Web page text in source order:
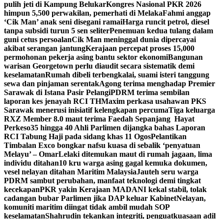
pulih jeti di Kampung BelukarKongres Nasional PKR 2026
himpun 5,500 perwakilan, pemerhati di MelakaFahmi anggap
‘Cik Man’ anak seni disegani ramaiHarga runcit petrol, diesel
tanpa subsidi turun 5 sen seliterPenemuan kedua tulang dalam
guni cetus persoalanCik Man meninggal dunia dipercayai
akibat serangan jantungKerajaan percepat proses 15,000
permohonan pekerja asing bantu sektor ekonomiBangunan
warisan Georgetown perlu diaudit secara sistematik demi
keselamatanRumah dibeli terbengkalai, suami isteri tanggung
sewa dan pinjaman serentakAgong terima menghadap Premier
Sarawak di Istana Pasir PelangiPDRM terima sembilan
laporan kes jenayah RCI THMaxim perkasa usahawan PKS
Sarawak menerusi inisiatif kelengkapan percumaTiga keluarga
RXZ Member 8.0 maut terima Faedah Sepanjang Hayat
Perkeso35 hingga 40 Ahli Parlimen dijangka bahas Laporan
RCI Tabung Haji pada sidang khas 11 OgosPelantikan
Timbalan Exco bongkar nafsu kuasa di sebalik ‘penyatuan
Melayu’ – OmarLelaki ditemukan maut di rumah jagaan, lima
individu ditahan10 kru warga asing gagal kemuka dokumen,
vesel nelayan ditahan Maritim MalaysiaJauteh seru warga
PDRM sambut perubahan, manfaat teknologi demi tingkat
kecekapanPKR yakin Kerajaan MADANI kekal stabil, tolak
cadangan bubar Parlimen jika DAP keluar KabinetNelayan,
komuniti maritim diingat tidak ambil mudah SOP
keselamatanShahrudin tekankan integriti, penguatkuasaan adil